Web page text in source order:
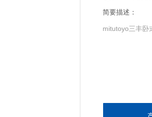
简要描述：
mitutoyo三丰卧